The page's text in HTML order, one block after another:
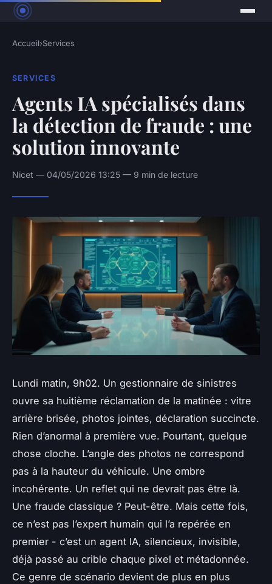
Accueil›Services
SERVICES
Agents IA spécialisés dans
la détection de fraude : une
solution innovante
Nicet — 04/05/2026 13:25 — 9 min de lecture
Lundi matin, 9h02. Un gestionnaire de sinistres
ouvre sa huitième réclamation de la matinée : vitre
arrière brisée, photos jointes, déclaration succincte.
Rien d’anormal à première vue. Pourtant, quelque
chose cloche. L’angle des photos ne correspond
pas à la hauteur du véhicule. Une ombre
incohérente. Un reflet qui ne devrait pas être là.
Une fraude classique ? Peut-être. Mais cette fois,
ce n’est pas l’expert humain qui l’a repérée en
premier - c’est un agent IA, silencieux, invisible,
déjà passé au crible chaque pixel et métadonnée.
Ce genre de scénario devient de plus en plus